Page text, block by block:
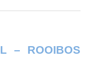
– ROOIBOS